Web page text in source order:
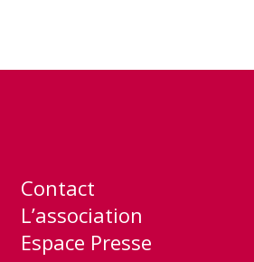
Contact
L’association
Espace Presse